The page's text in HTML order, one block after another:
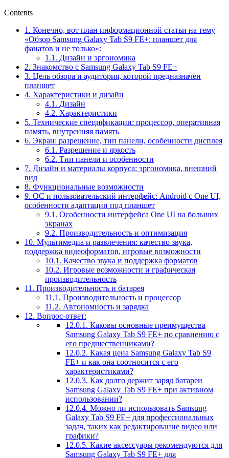
Contents
1. Конечно, вот план информационной статьи на тему
«Обзор Samsung Galaxy Tab S9 FE+: планшет для
фанатов и не только»:
1.1. Дизайн и эргономика
2. Знакомство с Samsung Galaxy Tab S9 FE+
3. Цель обзора и аудитория, которой предназначен
планшет
4. Характеристики и дизайн
4.1. Дизайн
4.2. Характеристики
5. Технические спецификации: процессор, оперативная
память, внутренняя память
6. Экран: разрешение, тип панели, особенности дисплея
6.1. Разрешение и яркость
6.2. Тип панели и особенности
7. Дизайн и материалы корпуса: эргономика, внешний
вид
8. Функциональные возможности
9. ОС и пользовательский интерфейс: Android с One UI,
особенности адаптации под планшет
9.1. Особенности интерфейса One UI на больших
экранах
9.2. Производительность и оптимизация
10. Мультимедиа и развлечения: качество звука,
поддержка видеоформатов, игровые возможности
10.1. Качество звука и поддержка форматов
10.2. Игровые возможности и графическая
производительность
11. Производительность и батарея
11.1. Производительность и процессор
11.2. Автономность и зарядка
12. Вопрос-ответ:
12.0.1. Каковы основные преимущества
Samsung Galaxy Tab S9 FE+ по сравнению с
его предшественниками?
12.0.2. Какая цена Samsung Galaxy Tab S9
FE+ и как она соотносится с его
характеристиками?
12.0.3. Как долго держит заряд батареи
Samsung Galaxy Tab S9 FE+ при активном
использовании?
12.0.4. Можно ли использовать Samsung
Galaxy Tab S9 FE+ для профессиональных
задач, таких как редактирование видео или
графики?
12.0.5. Какие аксессуары рекомендуются для
Samsung Galaxy Tab S9 FE+ для